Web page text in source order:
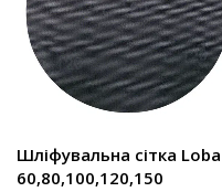
Шліфувальна сітка Loba
60,80,100,120,150